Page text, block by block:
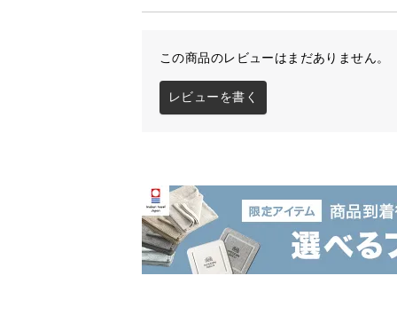
この商品のレビューはまだありません。
レビューを書く